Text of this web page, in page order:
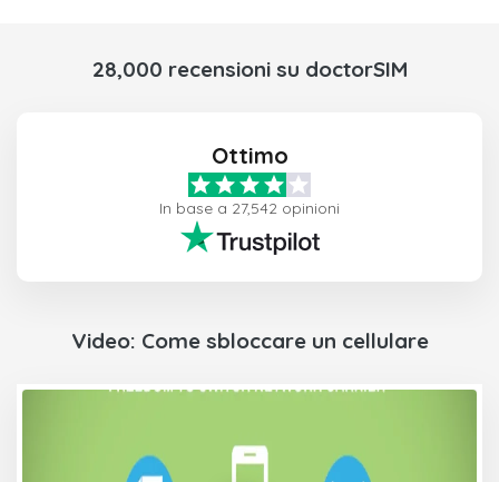
28,000 recensioni su doctorSIM
Ottimo
In base a 27,542 opinioni
Video: Come sbloccare un cellulare